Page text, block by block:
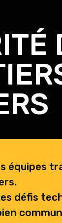
équipes
défis